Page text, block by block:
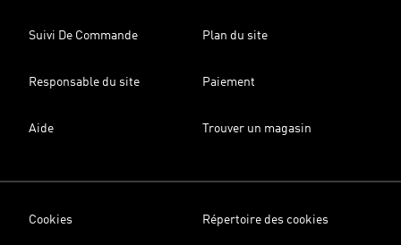
Suivi De Commande Plan du site
Responsable du site Paiement
Aide Trouver un magasin
Cookies Répertoire des cookies